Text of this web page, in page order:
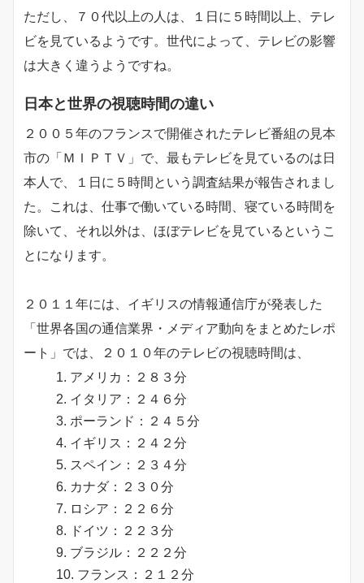
ただし、７０代以上の人は、１日に５時間以上、テレ
ビを見ているようです。世代によって、テレビの影響
は大きく違うようですね。
日本と世界の視聴時間の違い
２００５年のフランスで開催されたテレビ番組の見本
市の「ＭＩＰＴＶ」で、最もテレビを見ているのは日
本人で、１日に５時間という調査結果が報告されまし
た。これは、仕事で働いている時間、寝ている時間を
除いて、それ以外は、ほぼテレビを見ているというこ
とになります。
２０１１年には、イギリスの情報通信庁が発表した
「世界各国の通信業界・メディア動向をまとめたレポ
ート」では、２０１０年のテレビの視聴時間は、
アメリカ：２８３分
イタリア：２４６分
ポーランド：２４５分
イギリス：２４２分
スペイン：２３４分
カナダ：２３０分
ロシア：２２６分
ドイツ：２２３分
ブラジル：２２２分
フランス：２１２分